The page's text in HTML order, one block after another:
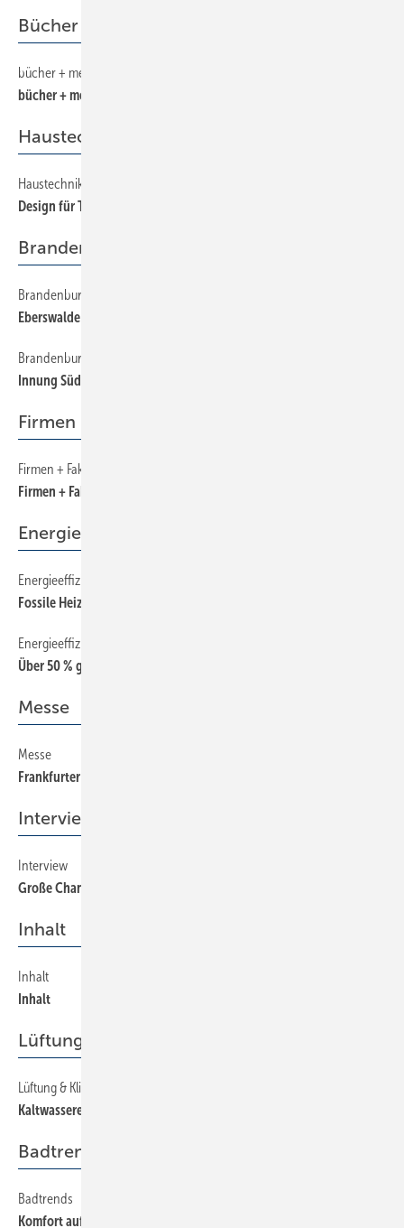
Bücher + Medien
bücher + medien
bücher + medien
Haustechnik
Haustechnik
Design für Technik
Brandenburg
Brandenburg
Eberswalde | Erste Energieberater im SHK-Handwerk zertifiziert
Brandenburg
Innung Süd-Ost | Obermeister Bär seit 30 Jahren aktiv
Firmen + Fakten
Firmen + Fakten
Firmen + Fakten
Energieeffizienz
Energieeffizienz
Fossile Heizkessel mit solarer Unterstützung
Energieeffizienz
Über 50 % geringere Energieverluste
Messe
Messe
Frankfurter SHK-Festspiele
Interview
Interview
Große Chancen für innovative Installateure
Inhalt
Inhalt
Inhalt
Lüftung & Klima
Lüftung & Klima
Kaltwassererzeuger richtig auswählen und einsetzen
Badtrends
Badtrends
Komfort auf wenig Raum